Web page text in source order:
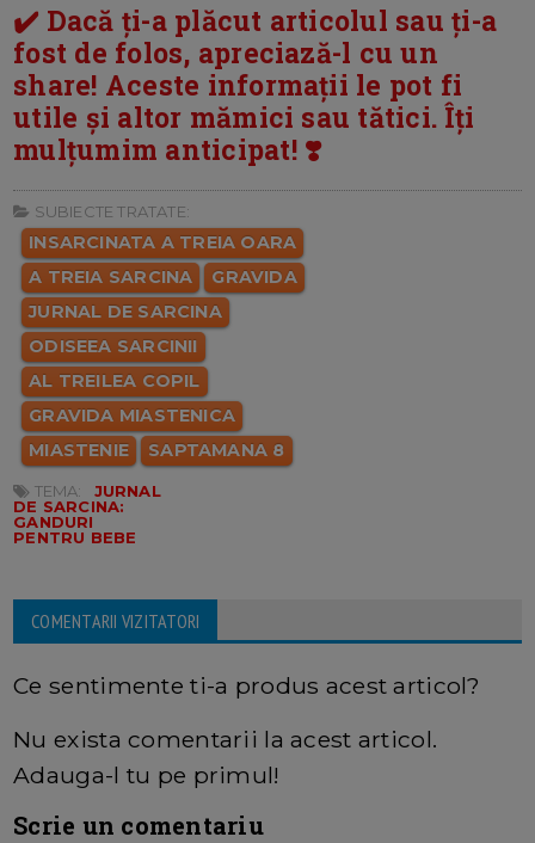
✔️ Dacă ți-a plăcut articolul sau ți-a
fost de folos, apreciază-l cu un
share! Aceste informații le pot fi
utile și altor mămici sau tătici. Îți
mulțumim anticipat! ❣️
SUBIECTE TRATATE:
INSARCINATA A TREIA OARA
A TREIA SARCINA
GRAVIDA
JURNAL DE SARCINA
ODISEEA SARCINII
AL TREILEA COPIL
GRAVIDA MIASTENICA
MIASTENIE
SAPTAMANA 8
TEMA:
JURNAL
DE SARCINA:
GANDURI
PENTRU BEBE
COMENTARII VIZITATORI
Ce sentimente ti-a produs acest articol?
Nu exista comentarii la acest articol.
Adauga-l tu pe primul!
Scrie un comentariu